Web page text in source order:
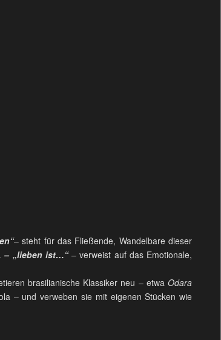
– steht für das Fließende, Wandelbare dieser
– „lieben ist…“– verweist auf das Emotionale,
brasilianische Klassiker neu – etwaOdara
– und verweben sie mit eigenen Stücken wie